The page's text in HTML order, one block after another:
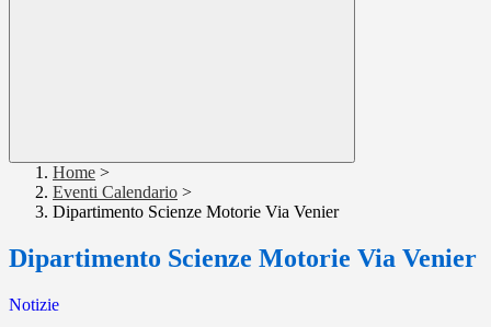
Home >
Eventi Calendario >
Dipartimento Scienze Motorie Via Venier
Dipartimento Scienze Motorie Via Venier
Notizie